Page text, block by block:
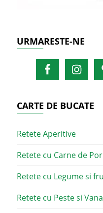
URMARESTE-NE
CARTE DE BUCATE
Retete Aperitive
Retete cu Carne de
Retete cu Legume si
Retete cu Peste si